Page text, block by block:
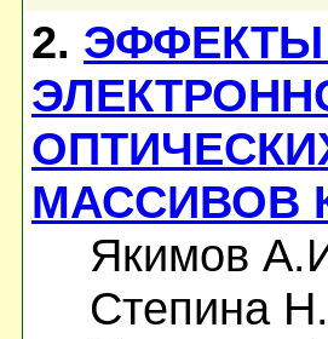
2. ЭФФЕКТЫ
МАССИВОВ
Якимов
Степина